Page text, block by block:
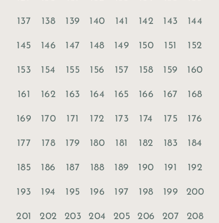
137 138 139 140 141 142 143 144
145 146 147 148 149 150 151 152
153 154 155 156 157 158 159 160
161 162 163 164 165 166 167 168
169 170 171 172 173 174 175 176
177 178 179 180 181 182 183 184
185 186 187 188 189 190 191 192
193 194 195 196 197 198 199 200
201 202 203 204 205 206 207 208